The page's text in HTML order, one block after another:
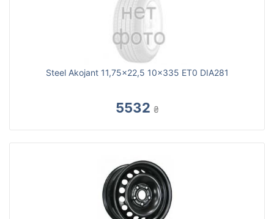
Steel Akojant 11,75x22,5 10x335 ET0 DIA281
5532 ₴